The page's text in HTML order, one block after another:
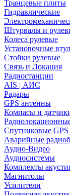
Транцевые плиты
Гидравлические
Штурвалы и
Колеса рулевые
Установочные
Стойки рулевые
Связь и Локация
Радиостанции
AIS | АИС
Радары
GPS антенны
Компасы и
Спутниковые
Аварийные
Аудио-Видео
Аудиосистемы
Комплекты
Магнитолы
Усилители